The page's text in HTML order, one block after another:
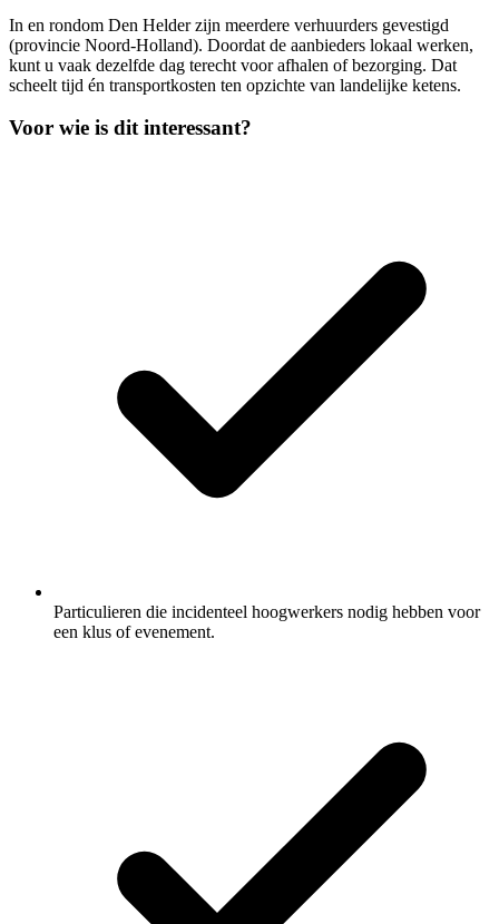
In en rondom Den Helder zijn meerdere verhuurders gevestigd
(provincie Noord-Holland). Doordat de aanbieders lokaal werken,
kunt u vaak dezelfde dag terecht voor afhalen of bezorging. Dat
scheelt tijd én transportkosten ten opzichte van landelijke ketens.
Voor wie is dit interessant?
Particulieren die incidenteel hoogwerkers nodig hebben voor
een klus of evenement.